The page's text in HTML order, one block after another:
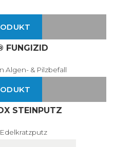
FUNGIZID
Algen- & Pilzbefall
STEINPUTZ